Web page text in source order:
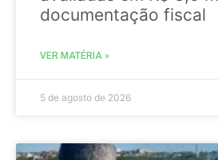
documentação fiscal
VER MATÉRIA »
5 de agosto de 2026